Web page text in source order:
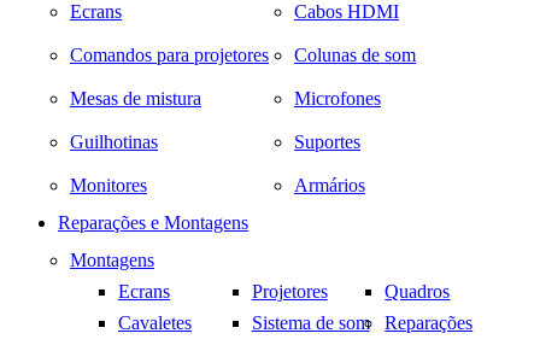
Ecrans Cabos HDMI
Comandos para projetores Colunas de som
Mesas de mistura Microfones
Guilhotinas Suportes
Monitores
Armários
Reparações e Montagens
Montagens
Ecrans
Projetores
Quadros
Cavaletes
Sistema de som
Reparações